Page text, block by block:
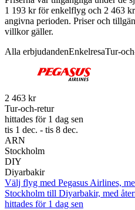
1 193 kr för enkelflyg och 2 463
angivna perioden. Priser och
villkor gäller.
Alla erbjudandenEnkelresaTur-
2 463 kr
Tur-och-retur
hittades för 1 dag sen
tis 1 dec. - tis 8 dec.
ARN
Stockholm
DIY
Diyarbakir
Välj flyg med Pegasus Airlines,
Stockholm till Diyarbakir, med
hittades för 1 dag sen